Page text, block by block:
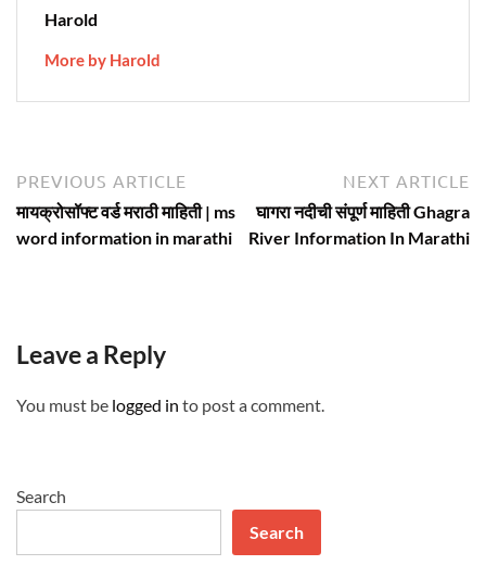
Harold
More by Harold
Post
navigation
PREVIOUS ARTICLE
article:
मायक्रोसॉफ्ट वर्ड मराठी माहिती | ms
word information in marathi
NEXT ARTICLE
घागरा नदीची संपूर्ण माहिती Ghagra
River Information In Marathi
Leave a Reply
You must be logged in to post a comment.
Search
Search